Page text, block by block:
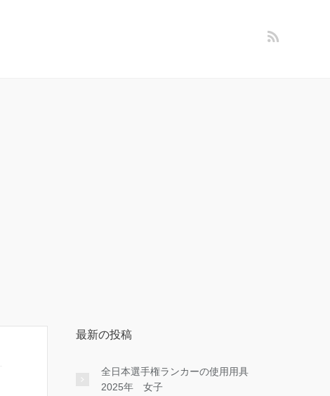
最新の投稿
全日本選手権ランカーの使用用具
2025年 女子